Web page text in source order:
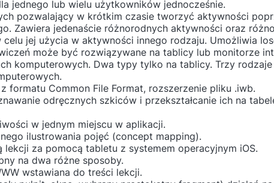
jednego lub wielu użytkowników jednocześnie.
pozwalający w krótkim czasie tworzyć aktywności
Zawiera jedenaście różnorodnych aktywności oraz
jej użycia w aktywności innego rodzaju. Umożliwia
może być rozwiązywane na tablicy lub monitorze
komputerowych. Dwa typy tylko na tablicy. Trzy
Common File Format, rozszerzenie pliku .iwb.
odręcznych szkiców i przekształcanie ich na
w jednym miejscu w aplikacji.
ilustrowania pojęć (concept mapping).
za pomocą tabletu z systemem operacyjnym iOS.
na dwa różne sposoby.
wstawiana do treści lekcji.